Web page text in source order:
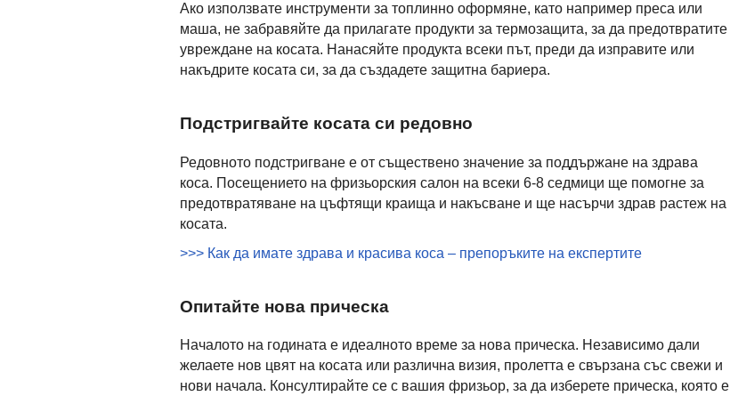
Ако използвате инструменти за топлинно оформяне, като например преса или
маша, не забравяйте да прилагате продукти за термозащита, за да предотвратите
увреждане на косата. Нанасяйте продукта всеки път, преди да изправите или
накъдрите косата си, за да създадете защитна бариера.
Подстригвайте косата си редовно
Редовното подстригване е от съществено значение за поддържане на здрава
коса. Посещението на фризьорския салон на всеки 6-8 седмици ще помогне за
предотвратяване на цъфтящи краища и накъсване и ще насърчи здрав растеж на
косата.
>>> Как да имате здрава и красива коса – препоръките на експертите
Опитайте нова прическа
Началото на годината е идеалното време за нова прическа. Независимо дали
желаете нов цвят на косата или различна визия, пролетта е свързана със свежи и
нови начала. Консултирайте се с вашия фризьор, за да изберете прическа, която е